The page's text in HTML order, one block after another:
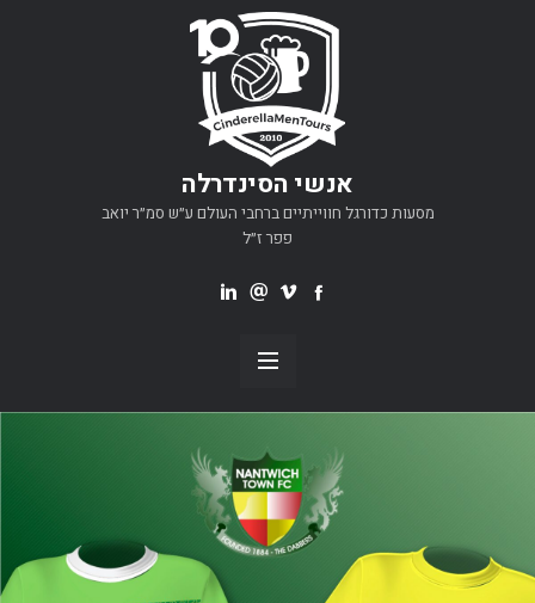
אנשי הסינדרלה
מסעות כדורגל חווייתיים ברחבי העולם ע״ש סמ״ר יואב
פפר ז״ל